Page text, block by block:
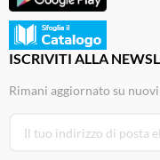
ISCRIVITI ALLA
Rimani aggiornato su